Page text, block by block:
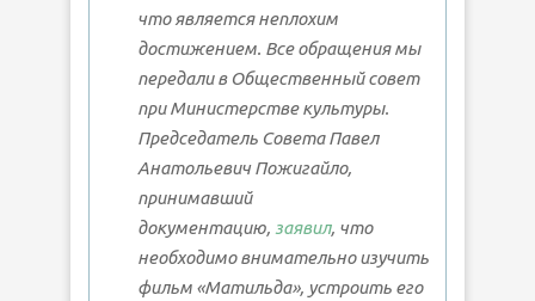
что является неплохим
достижением. Все обращения мы
передали в Общественный совет
при Министерстве культуры.
Председатель Совета Павел
Анатольевич Пожигайло,
принимавший
документацию, заявил, что
необходимо внимательно изучить
фильм «Матильда», устроить его